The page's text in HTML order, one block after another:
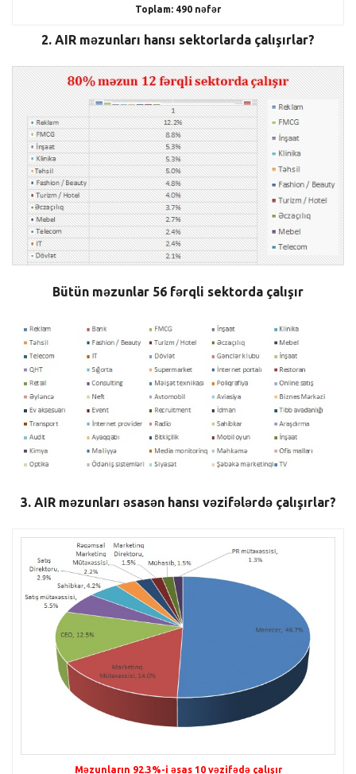
Toplam: 490 nəfər
2. AIR məzunları hansı sektorlarda çalışırlar?
Bütün məzunlar 56 fərqli sektorda çalışır
3. AIR məzunları əsasən hansı vəzifələrdə çalışırlar?
Məzunların 92.3%-i əsas 10 vəzifədə çalışır